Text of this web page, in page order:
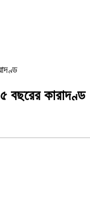
বছরের কারাদণ্ড